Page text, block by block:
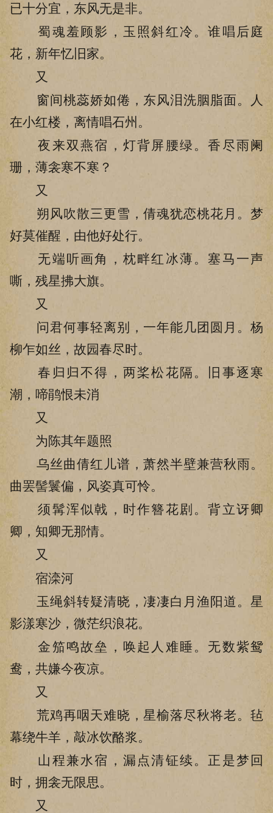
已十分宜，东风无是非。
蜀魂羞顾影，玉照斜红冷。谁唱后庭
花，新年忆旧家。
又
窗间桃蕊娇如倦，东风泪洗胭脂面。人
在小红楼，离情唱石州。
夜来双燕宿，灯背屏腰绿。香尽雨阑
珊，薄衾寒不寒？
又
朔风吹散三更雪，倩魂犹恋桃花月。梦
好莫催醒，由他好处行。
无端听画角，枕畔红冰薄。塞马一声
嘶，残星拂大旗。
又
问君何事轻离别，一年能几团圆月。杨
柳乍如丝，故园春尽时。
春归归不得，两桨松花隔。旧事逐寒
潮，啼鹃恨未消
又
为陈其年题照
乌丝曲倩红儿谱，萧然半壁兼营秋雨。
曲罢髻鬟偏，风姿真可怜。
须髯浑似戟，时作簪花剧。背立讶卿
卿，知卿无那情。
又
宿滦河
玉绳斜转疑清晓，凄凄白月渔阳道。星
影漾寒沙，微茫织浪花。
金笳鸣故垒，唤起人难睡。无数紫鸳
鸯，共嫌今夜凉。
又
荒鸡再咽天难晓，星榆落尽秋将老。毡
幕绕牛羊，敲冰饮酪浆。
山程兼水宿，漏点清钲续。正是梦回
时，拥衾无限思。
又